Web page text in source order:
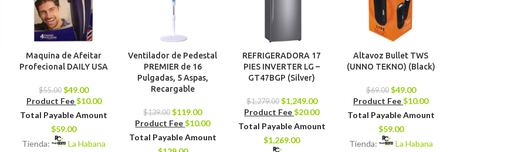
Maquina de Afeitar
Profecional DAILY USA
$55.00 $49.00
Product Fee$10.00
Total Payable Amount
$59.00
Tienda:
La Habana
Ventilador de Pedestal
PREMIER de 16
Pulgadas, 5 Aspas,
Recargable
$139.00 $119.00
Product Fee $10.00
Total Payable Amount
REFRIGERADORA 17
PIES INVERTER LG –
GT47BGP (Silver)
$1,279.00 $1,249.00
Product Fee$20.00
Total Payable Amount
$1,269.00
Altavoz Bullet TWS
(UNNO TEKNO) (Black)
$69.00 $49.00
Product Fee$10.00
Total Payable Amount
$59.00
Tienda:
La Habana